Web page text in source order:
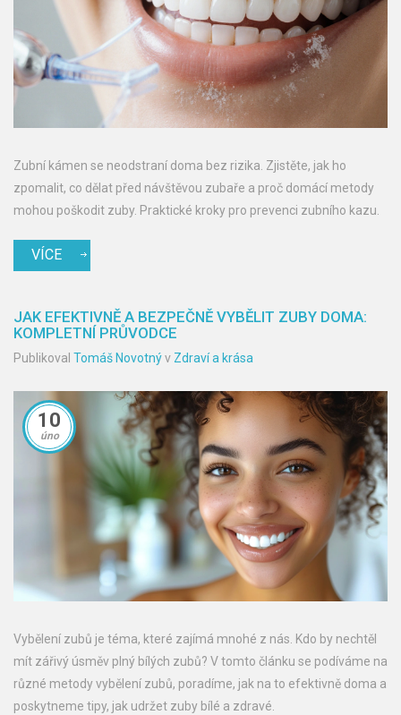
Zubní kámen se neodstraní doma bez rizika. Zjistěte, jak ho
zpomalit, co dělat před návštěvou zubaře a proč domácí metody
mohou poškodit zuby. Praktické kroky pro prevenci zubního kazu.
VÍCE
JAK EFEKTIVNĚ A BEZPEČNĚ VYBĚLIT ZUBY DOMA:
KOMPLETNÍ PRŮVODCE
Publikoval Tomáš Novotnýv Zdraví a krása
10
úno
Vybělení zubů je téma, které zajímá mnohé z nás. Kdo by nechtěl
mít zářivý úsměv plný bílých zubů? V tomto článku se podíváme na
různé metody vybělení zubů, poradíme, jak na to efektivně doma a
poskytneme tipy, jak udržet zuby bílé a zdravé.